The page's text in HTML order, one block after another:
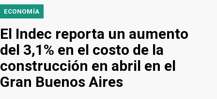
ECONOMÍA
El Indec reporta un aumento
del 3,1% en el costo de la
construcción en abril en el
Gran Buenos Aires